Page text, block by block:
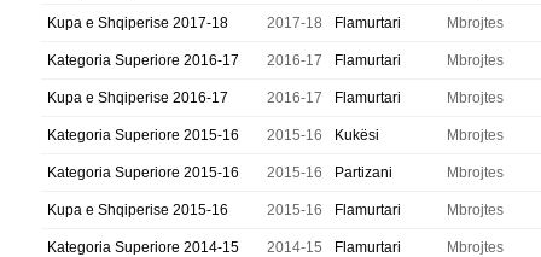
Kupa e Shqiperise 2017-18 2017-18 Flamurtari Mbrojtes
Kategoria Superiore 2016-17 2016-17 Flamurtari Mbrojtes
Kupa e Shqiperise 2016-17 2016-17 Flamurtari Mbrojtes
Kategoria Superiore 2015-16 2015-16 Kukësi Mbrojtes
Kategoria Superiore 2015-16 2015-16 Partizani Mbrojtes
Kupa e Shqiperise 2015-16 2015-16 Flamurtari Mbrojtes
Kategoria Superiore 2014-15 2014-15 Flamurtari Mbrojtes